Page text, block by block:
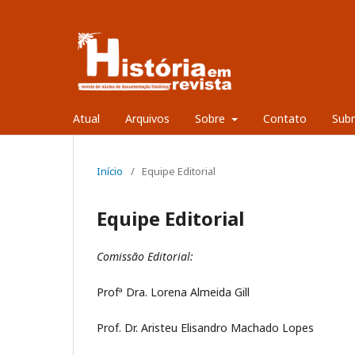
Atual Arquivos Sobre Contato
Início / Equipe Editorial
Equipe Editorial
Comissão Editorial:
Profª Dra. Lorena Almeida Gill
Prof. Dr. Aristeu Elisandro Machado Lopes